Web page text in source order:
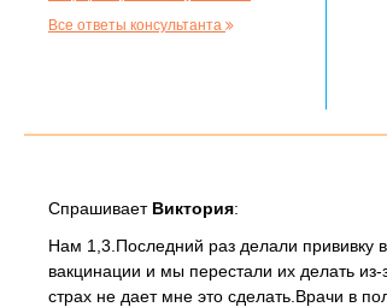
Все ответы консультанта
Спрашивает Виктория:
Нам 1,3.Последний раз делали прививку
вакцинации и мы перестали их делать
страх не дает мне это сделать.Врачи в